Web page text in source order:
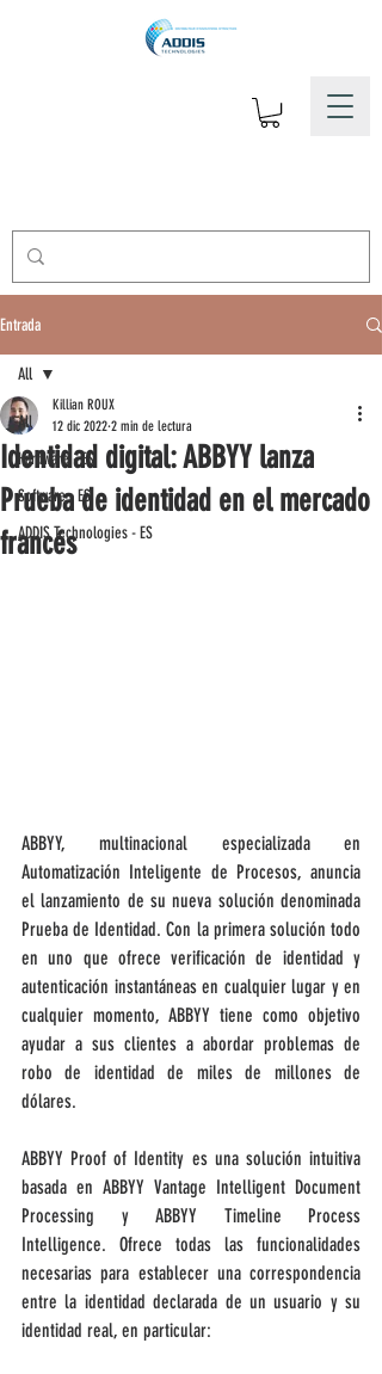
Entrada
All
Hardware - ES
Software - ES
ADDIS Technologies - ES
All
Identidad digital: ABBYY lanza
Prueba de identidad en el mercado
francés
Killian ROUX
12 dic 2022 2 min de lectura
ABBYY, multinacional especializada en
Automatización Inteligente de Procesos, anuncia
el lanzamiento de su nueva solución denominada
Prueba de Identidad. Con la primera solución todo
en uno que ofrece verificación de identidad y
autenticación instantáneas en cualquier lugar y en
cualquier momento, ABBYY tiene como objetivo
ayudar a sus clientes a abordar problemas de
robo de identidad de miles de millones de
dólares.
ABBYY Proof of Identity es una solución intuitiva
basada en ABBYY Vantage Intelligent Document
Processing y ABBYY Timeline Process
Intelligence. Ofrece todas las funcionalidades
necesarias para establecer una correspondencia
entre la identidad declarada de un usuario y su
identidad real, en particular: